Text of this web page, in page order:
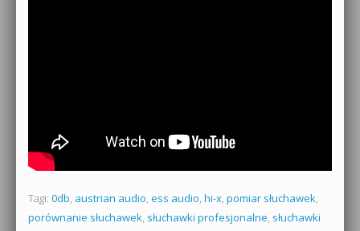
Tagi: 0db, austrian audio, ess audio, hi-x, pomiar słuchawek,
porównanie słuchawek, słuchawki profesjonalne, słuchawki